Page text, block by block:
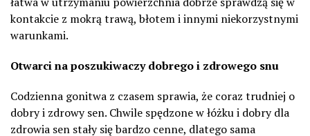
kontakcie z mokrą trawą, błotem i innymi niekorzystnymi
warunkami.
Otwarci na poszukiwaczy dobrego i zdrowego snu
Codzienna gonitwa z czasem sprawia, że coraz trudniej o
dobry i zdrowy sen. Chwile spędzone w łóżku i dobry dla
zdrowia sen stały się bardzo cenne, dlatego sama